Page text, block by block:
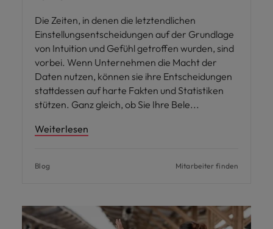
Die Zeiten, in denen die letztendlichen
Einstellungsentscheidungen auf der Grundlage
von Intuition und Gefühl getroffen wurden, sind
vorbei. Wenn Unternehmen die Macht der
Daten nutzen, können sie ihre Entscheidungen
stattdessen auf harte Fakten und Statistiken
stützen. Ganz gleich, ob Sie Ihre Bele
Weiterlesen
Blog Mitarbeiter finden